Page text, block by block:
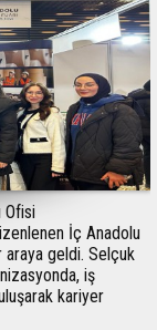
Ofisi
İç Anadolu
araya geldi. Selçuk
iş
kariyer